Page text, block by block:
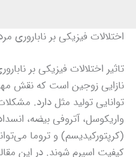
اختلالات فیزیکی بر ناباروری
تاثیر اختلالات فیزیکی بر
نازایی زوجین است که نقش
توانایی تولید مثل دارد.
واریکوسل، آتروفی بیضه،
(کرپتورکیدیسم) و تروما
کیفیت اسپرم شوند. در این